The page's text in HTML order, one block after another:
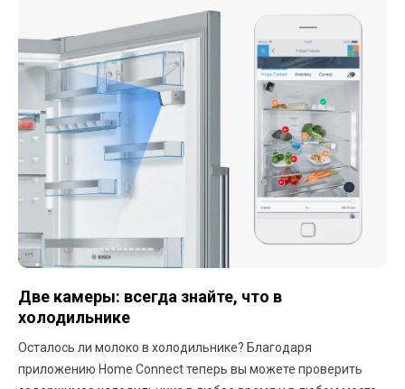
Две камеры: всегда знайте, что в
холодильнике
Осталось ли молоко в холодильнике? Благодаря
приложению Home Connect теперь вы можете проверить